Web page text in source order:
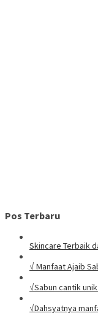
Pos Terbaru
Skincare Terbaik
√ Manfaat Ajaib
√Sabun cantik
√Dahsyatnya